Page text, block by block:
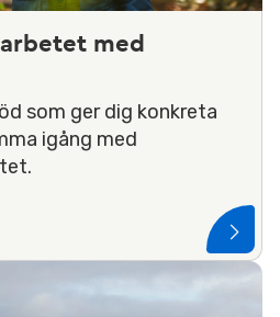
med
som ger dig konkreta
igång med